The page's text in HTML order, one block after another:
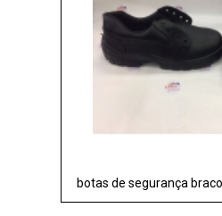
botas de segurança